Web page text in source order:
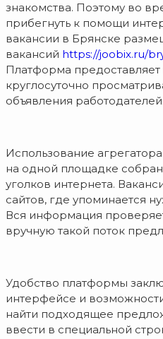
знакомства. Поэтому во
прибегнуть к помощи
вакансии в Брянске
вакансий https://joobix.ru/
Платформа
круглосуточно
объявления работодателей.
Использование
на одной площадке
уголков интернета.
сайтов, где упоминается
Вся информация
вручную такой поток
Удобство платформы
интерфейсе и
найти подходящее
ввести в специальной